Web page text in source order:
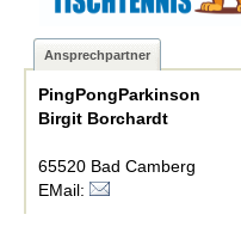
Ansprechpartner
PingPongParkinson
Birgit Borchardt
65520 Bad Camberg
EMail: